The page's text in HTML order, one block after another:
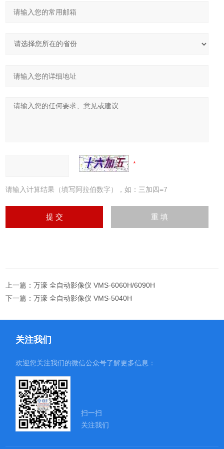
请输入计算结果（填写阿拉伯数字），如：三加四=7
上一篇：万濠 全自动影像仪 VMS-6060H/6090H
下一篇：万濠 全自动影像仪 VMS-5040H
关注我们
欢迎您关注我们的微信公众号了解更多信息：
扫一扫
关注我们